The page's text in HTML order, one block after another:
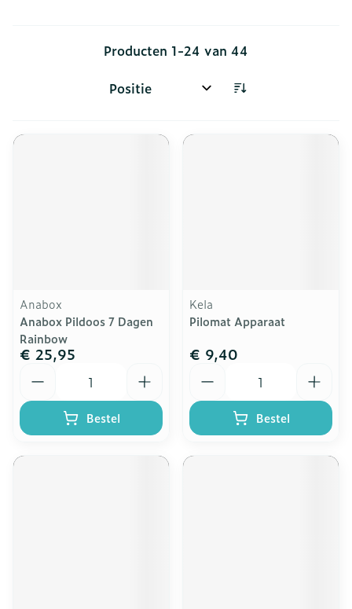
Producten 1-24 van 44
Sorteer op:
Anabox
Anabox Pildoos 7 Dagen
Rainbow
€ 25,95
Bestel
Kela
Pilomat Apparaat
€ 9,40
Bestel